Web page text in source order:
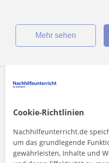
Mehr sehen
Düsseldorf
Englisch
Cookie-Richtlinien
Nachhilfeunterricht.de
um das grundlegende
gewährleisten, Inhalte und